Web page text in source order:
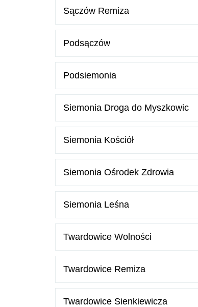
Sączów Remiza
Podsączów
Podsiemonia
Siemonia Droga do Myszkowic
Siemonia Kościół
Siemonia Ośrodek Zdrowia
Siemonia Leśna
Twardowice Wolności
Twardowice Remiza
Twardowice Sienkiewicza